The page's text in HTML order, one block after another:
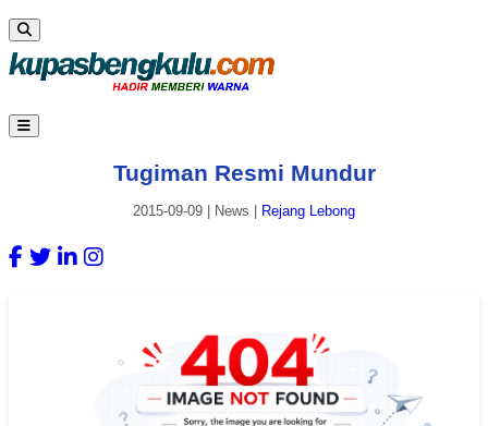
Tugiman Resmi Mundur
2015-09-09 News Rejang Lebong